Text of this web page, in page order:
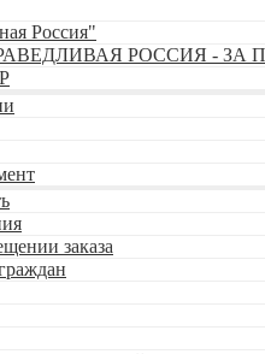
Россия"
РОССИЯ - ЗА
заказа